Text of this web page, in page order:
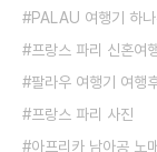
PALAU 여행기 하
프랑스 파리 신혼여
팔라우 여행기 여행
프랑스 파리 사진
아프리카 남아공 노